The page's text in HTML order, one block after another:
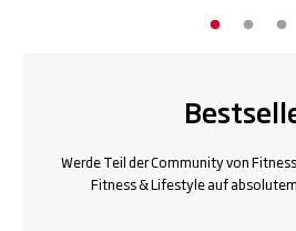
Werde Teil der Community von
Fitness & Lifestyle auf